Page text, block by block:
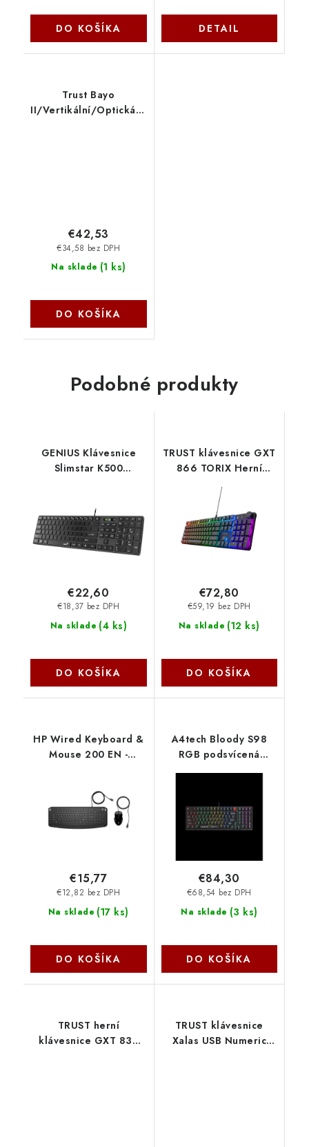
DO KOŠÍKA DETAIL
Trust Bayo
II/Vertikální/Optická/Pro
Na sklade (1 ks)
€34,58 bez DPH
€42,53
DO KOŠÍKA
Podobné produkty
GENIUS Klávesnice
Slimstar K500
31310058400 Genius
Na sklade (4 ks)
€18,37 bez DPH
€22,60
DO KOŠÍKA
TRUST klávesnice GXT
866 TORIX Herní
Klávesnice, USB, USB-
C, EN 24910 Trust
Na sklade (12 ks)
€59,19 bez DPH
€72,80
DO KOŠÍKA
HP Wired Keyboard &
Mouse 200 EN -
Na sklade (17 ks)
€12,82 bez DPH
€15,77
DO KOŠÍKA
A4tech Bloody S98
RGB podsvícená
mechanická herní
S98-BK A4Tech
Na sklade (3 ks)
€68,54 bez DPH
€84,30
DO KOŠÍKA
TRUST herní
klávesnice GXT 835
TRUST klávesnice
Xalas USB Numeric